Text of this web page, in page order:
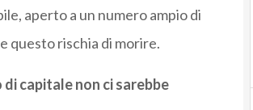
aperto a un numero ampio di
questo rischia di morire.
capitale non ci sarebbe